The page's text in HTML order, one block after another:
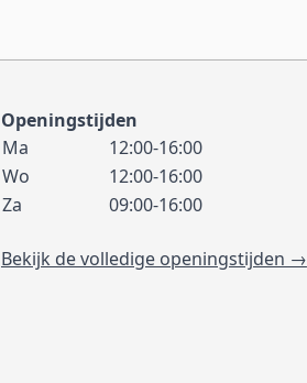
Openingstijden
Ma
12:00-16:00
Wo
12:00-16:00
Za
09:00-16:00
Bekijk de volledige openingstijden →